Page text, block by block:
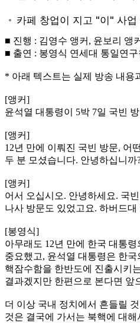
■ 진행 : 김영수 앵커, 윤보리 앵
■ 출연 : 봉영식 연세대 통일연
* 아래 텍스트는 실제 방송 내용
[앵커]
윤석열 대통령이 5박 7일 국빈
[앵커]
12년 만에 이뤄진 국빈 방문, 어
두 분 모셨습니다. 안녕하십니까
[앵커]
어서 오십시오. 안녕하세요. 국
나사 방문도 있었고요. 하버드
[봉영식]
아무래도 12년 만에 한국 대통
중요했고, 윤석열 대통령은 한
핵잠수함을 한반도에 진출시키
결과겠지만 한편으로 본다면 앞
더 이상 국내 정치에서 흔들릴
것은 결국에 가서는 북핵에 대